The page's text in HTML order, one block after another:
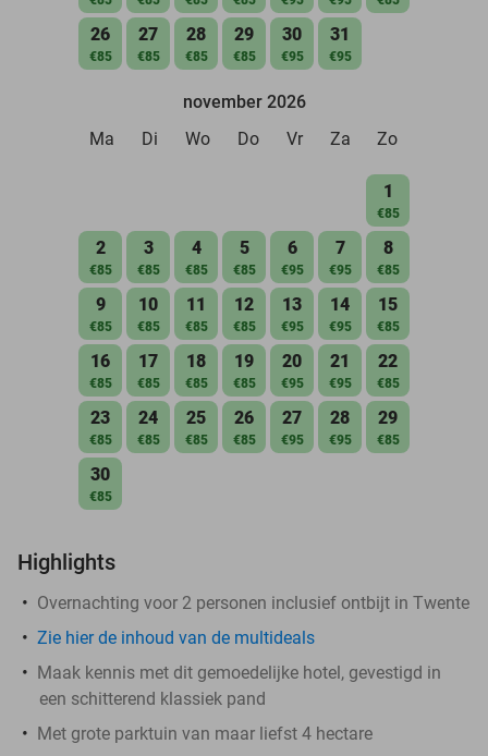
26
€85
27
€85
28
€85
29
€85
30
€95
31
€95
november 2026
Ma
Di Wo Do Vr Za Zo
1
€85
2
€85
3
€85
4
€85
5
€85
6
€95
7
€95
8
€85
9
€85
10
€85
11
€85
12
€85
13
€95
14
€95
15
€85
16
€85
17
€85
18
€85
19
€85
20
€95
21
€95
22
€85
23
€85
24
€85
25
€85
26
€85
27
€95
28
€95
29
€85
30
€85
Highlights
Overnachting voor 2 personen inclusief ontbijt in Twente
Zie hier de inhoud van de multideals
Maak kennis met dit gemoedelijke hotel, gevestigd in
een schitterend klassiek pand
Met grote parktuin van maar liefst 4 hectare